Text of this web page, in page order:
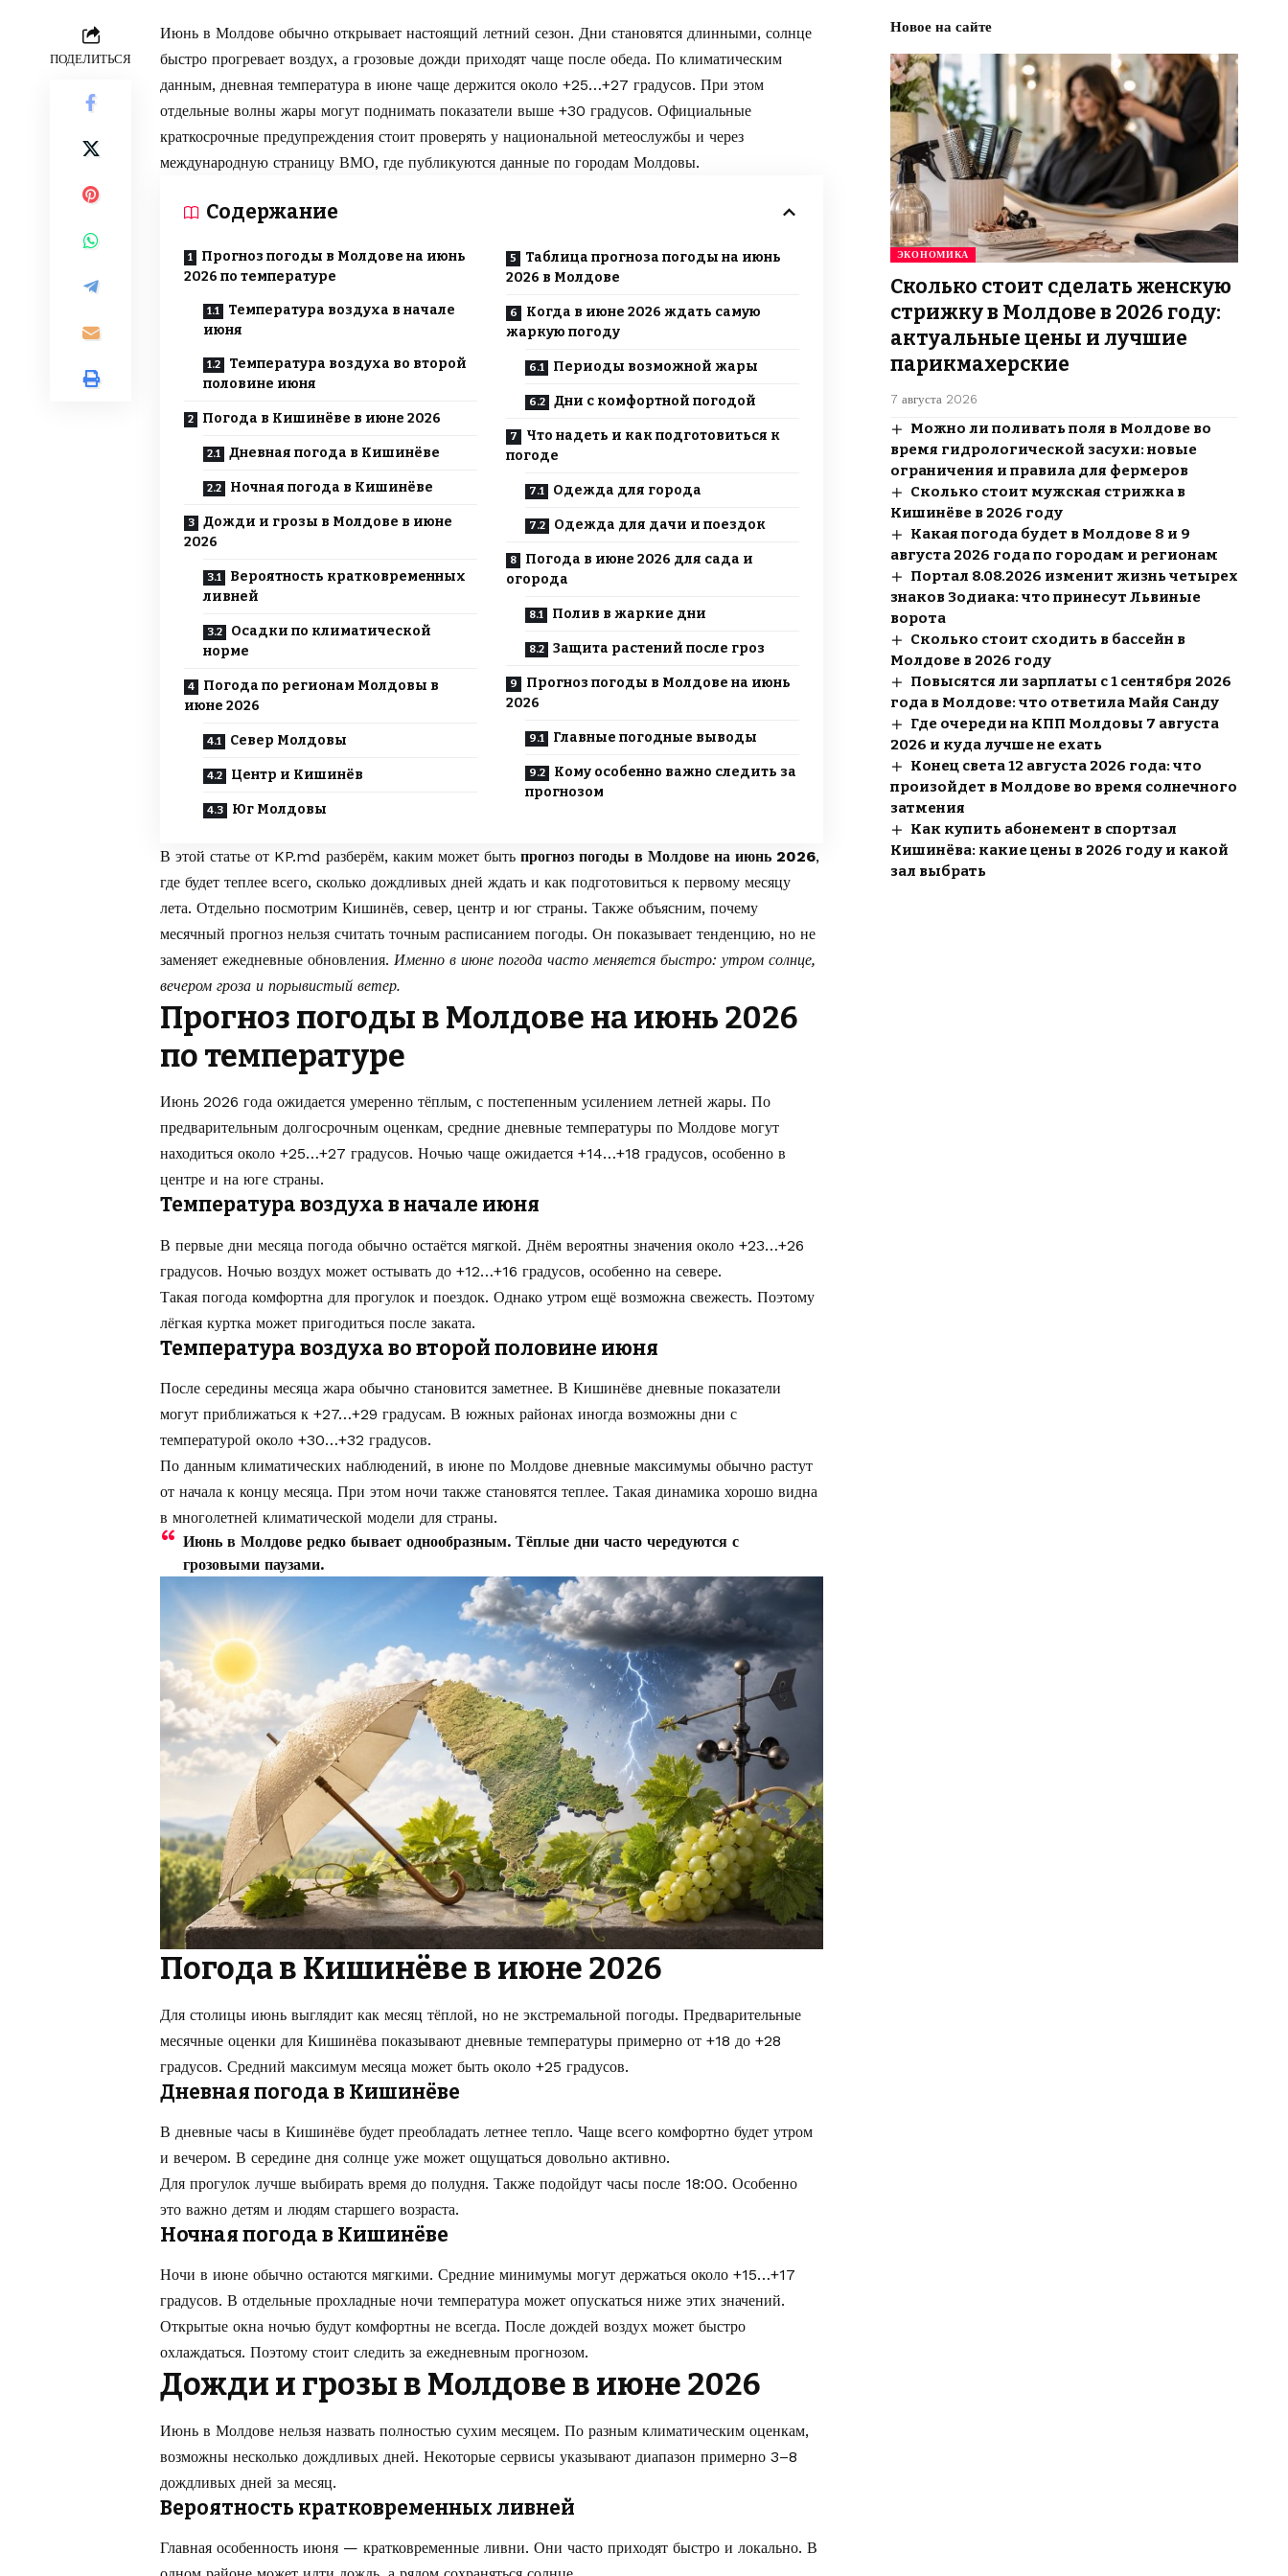
ПОДЕЛИТЬСЯ
Июнь в Молдове обычно открывает настоящий летний сезон. Дни становятся длинными, солнце
быстро прогревает воздух, а грозовые дожди приходят чаще после обеда. По климатическим
данным, дневная температура в июне чаще держится около +25…+27 градусов. При этом
отдельные волны жары могут поднимать показатели выше +30 градусов. Официальные
краткосрочные предупреждения стоит проверять у национальной метеослужбы и через
международную страницу ВМО, где публикуются данные по городам Молдовы.
Содержание
Прогноз погоды в Молдове на июнь
2026 по температуре
Температура воздуха в начале
июня
Температура воздуха во второй
половине июня
Погода в Кишинёве в июне 2026
Дневная погода в Кишинёве
Ночная погода в Кишинёве
Дожди и грозы в Молдове в июне
2026
Вероятность кратковременных
ливней
Осадки по климатической
норме
Погода по регионам Молдовы в
июне 2026
Север Молдовы
Центр и Кишинёв
Юг Молдовы
Таблица прогноза погоды на июнь
2026 в Молдове
Когда в июне 2026 ждать самую
жаркую погоду
Периоды возможной жары
Дни с комфортной погодой
Что надеть и как подготовиться к
погоде
Одежда для города
Одежда для дачи и поездок
Погода в июне 2026 для сада и
огорода
Полив в жаркие дни
Защита растений после гроз
Прогноз погоды в Молдове на июнь
2026
Главные погодные выводы
Кому особенно важно следить за
прогнозом
В этой статье от KP.md разберём, каким может быть прогноз погоды в Молдове на июнь 2026,
где будет теплее всего, сколько дождливых дней ждать и как подготовиться к первому месяцу
лета. Отдельно посмотрим Кишинёв, север, центр и юг страны. Также объясним, почему
месячный прогноз нельзя считать точным расписанием погоды. Он показывает тенденцию, но не
заменяет ежедневные обновления. Именно в июне погода часто меняется быстро: утром солнце,
вечером гроза и порывистый ветер.
Прогноз погоды в Молдове на июнь 2026
по температуре
Июнь 2026 года ожидается умеренно тёплым, с постепенным усилением летней жары. По
предварительным долгосрочным оценкам, средние дневные температуры по Молдове могут
находиться около +25…+27 градусов. Ночью чаще ожидается +14…+18 градусов, особенно в
центре и на юге страны.
Температура воздуха в начале июня
В первые дни месяца погода обычно остаётся мягкой. Днём вероятны значения около +23…+26
градусов. Ночью воздух может остывать до +12…+16 градусов, особенно на севере.
Такая погода комфортна для прогулок и поездок. Однако утром ещё возможна свежесть. Поэтому
лёгкая куртка может пригодиться после заката.
Температура воздуха во второй половине июня
После середины месяца жара обычно становится заметнее. В Кишинёве дневные показатели
могут приближаться к +27…+29 градусам. В южных районах иногда возможны дни с
температурой около +30…+32 градусов.
По данным климатических наблюдений, в июне по Молдове дневные максимумы обычно растут
от начала к концу месяца. При этом ночи также становятся теплее. Такая динамика хорошо видна
в многолетней климатической модели для страны.
Июнь в Молдове редко бывает однообразным. Тёплые дни часто чередуются с
грозовыми паузами.
Погода в Кишинёве в июне 2026
Для столицы июнь выглядит как месяц тёплой, но не экстремальной погоды. Предварительные
месячные оценки для Кишинёва показывают дневные температуры примерно от +18 до +28
градусов. Средний максимум месяца может быть около +25 градусов.
Дневная погода в Кишинёве
В дневные часы в Кишинёве будет преобладать летнее тепло. Чаще всего комфортно будет утром
и вечером. В середине дня солнце уже может ощущаться довольно активно.
Для прогулок лучше выбирать время до полудня. Также подойдут часы после 18:00. Особенно
это важно детям и людям старшего возраста.
Ночная погода в Кишинёве
Ночи в июне обычно остаются мягкими. Средние минимумы могут держаться около +15…+17
градусов. В отдельные прохладные ночи температура может опускаться ниже этих значений.
Открытые окна ночью будут комфортны не всегда. После дождей воздух может быстро
охлаждаться. Поэтому стоит следить за ежедневным прогнозом.
Дожди и грозы в Молдове в июне 2026
Июнь в Молдове нельзя назвать полностью сухим месяцем. По разным климатическим оценкам,
возможны несколько дождливых дней. Некоторые сервисы указывают диапазон примерно 3–8
дождливых дней за месяц.
Вероятность кратковременных ливней
Главная особенность июня — кратковременные ливни. Они часто приходят быстро и локально. В
Новое на сайте
ЭКОНОМИКА
Сколько стоит сделать женскую
стрижку в Молдове в 2026 году:
актуальные цены и лучшие
парикмахерские
7 августа 2026
Можно ли поливать поля в Молдове во
время гидрологической засухи: новые
ограничения и правила для фермеров
Сколько стоит мужская стрижка в
Кишинёве в 2026 году
Какая погода будет в Молдове 8 и 9
августа 2026 года по городам и регионам
Портал 8.08.2026 изменит жизнь четырех
знаков Зодиака: что принесут Львиные
ворота
Сколько стоит сходить в бассейн в
Молдове в 2026 году
Повысятся ли зарплаты с 1 сентября 2026
года в Молдове: что ответила Майя Санду
Где очереди на КПП Молдовы 7 августа
2026 и куда лучше не ехать
Конец света 12 августа 2026 года: что
произойдет в Молдове во время солнечного
затмения
Как купить абонемент в спортзал
Кишинёва: какие цены в 2026 году и какой
зал выбрать